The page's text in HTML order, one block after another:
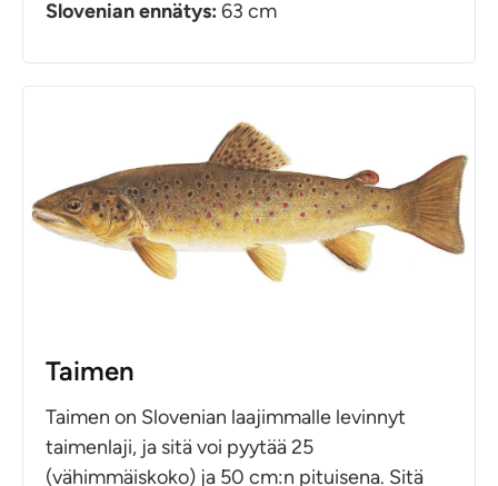
Slovenian ennätys: 63 cm
Taimen
Taimen on Slovenian laajimmalle levinnyt
taimenlaji, ja sitä voi pyytää 25
(vähimmäiskoko) ja 50 cm:n pituisena. Sitä